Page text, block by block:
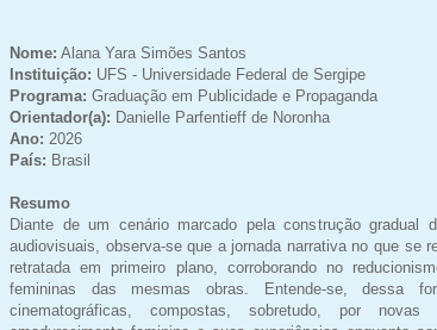
Nome: Alana Yara Simões Santos
Instituição: UFS - Universidade Federal de Sergipe
Programa: Graduação em Publicidade e Propaganda
Orientador(a): Danielle Parfentieff de Noronha
Ano: 2026
País: Brasil
Resumo
Diante de um cenário marcado pela construção gradual
audiovisuais, observa-se que a jornada narrativa no que se
retratada em primeiro plano, corroborando no
femininas das mesmas obras. Entende-se, dessa
cinematográficas, compostas, sobretudo, por